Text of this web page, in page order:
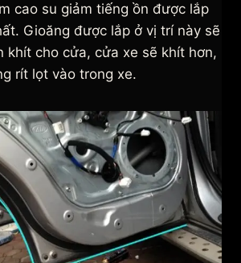
cao su giảm tiếng ồn được lắp
Gioăng được lắp ở vị trí này sẽ
khít cho cửa, cửa xe sẽ khít hơn,
rít lọt vào trong xe.